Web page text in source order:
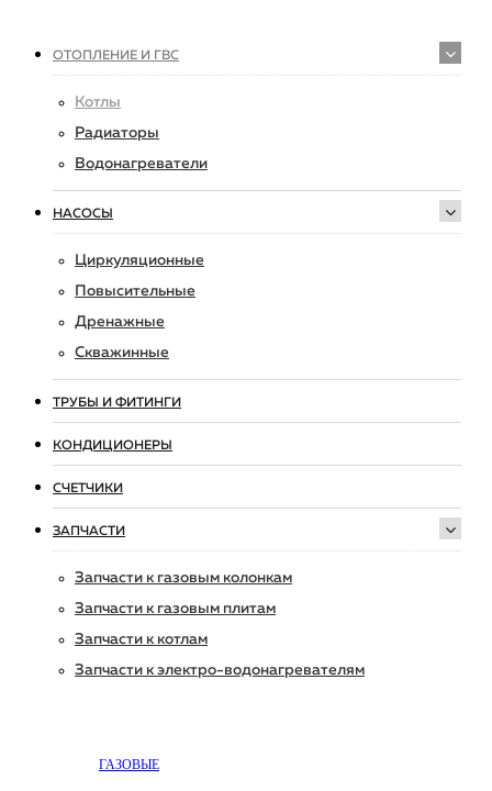
ОТОПЛЕНИЕ И ГВС
Котлы
Радиаторы
Водонагреватели
НАСОСЫ
Циркуляционные
Повысительные
Дренажные
Скважинные
ТРУБЫ И ФИТИНГИ
КОНДИЦИОНЕРЫ
СЧЕТЧИКИ
ЗАПЧАСТИ
Запчасти к газовым колонкам
Запчасти к газовым плитам
Запчасти к котлам
Запчасти к электро-водонагревателям
ГАЗОВЫЕ